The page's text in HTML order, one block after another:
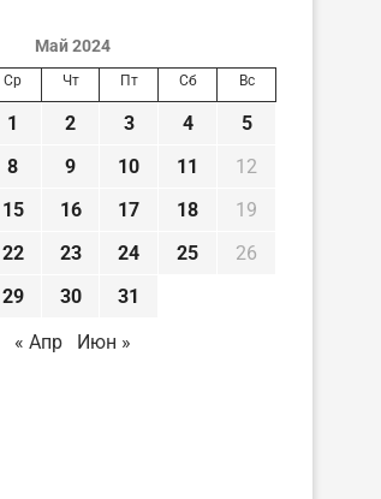
Май 2024
Ср Чт Пт Сб Вс
1 2 3 4
5
8 9 10 11
12
15 16 17 18
19
22 23 24 25
26
29 30
31
« Апр
Июн »